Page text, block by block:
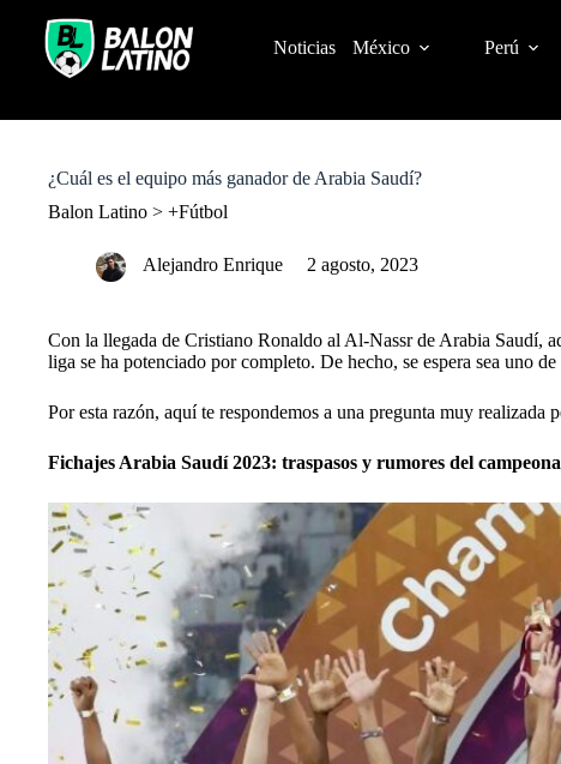
o
Noticias México Perú
¿Cuál es el equipo más ganador de Arabia Saudí?
Balon Latino > +Fútbol
Alejandro Enrique 2 agosto, 2023
Con la llegada de Cristiano Ronaldo al Al-Nassr de Arabia Saudí,
liga se ha potenciado por completo. De hecho, se espera sea uno
Por esta razón, aquí te respondemos a una pregunta muy
Fichajes Arabia Saudí 2023: traspasos y rumores del